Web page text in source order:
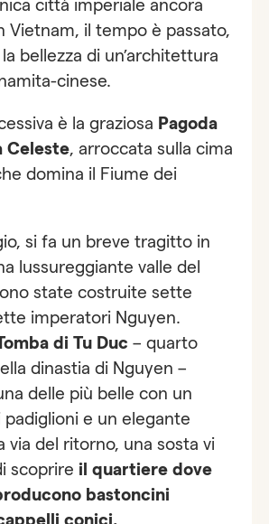
città imperiale ancora
Vietnam, il tempo è passato,
bellezza di un’architettura
cinese.
è la graziosa Pagoda
Celeste, arroccata sulla cima
domina il Fiume dei
si fa un breve tragitto in
lussureggiante valle del
state costruite sette
imperatori Nguyen.
di Tu Duc – quarto
dinastia di Nguyen –
delle più belle con un
padiglioni e un elegante
via del ritorno, una sosta vi
scoprireil quartiere dove
bastoncini